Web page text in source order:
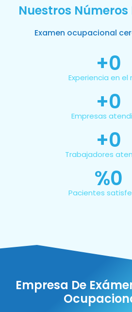
Nuestros
Examen ocupacional
Experiencia en el
+0
Empresas
+0
Trabajadores
+0
Pacientes
%0
Empresa De